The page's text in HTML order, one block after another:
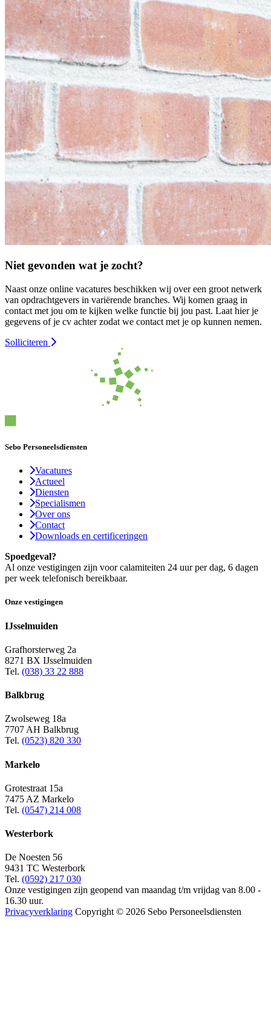
Niet gevonden wat je zocht?
Naast onze online vacatures beschikken wij over een groot netwerk
van opdrachtgevers in variërende branches. Wij komen graag in
contact met jou om te kijken welke functie bij jou past. Laat hier je
gegevens of je cv achter zodat we contact met je op kunnen nemen.
Solliciteren
Sebo Personeelsdiensten
Vacatures
Actueel
Diensten
Specialismen
Over ons
Contact
Downloads en certificeringen
Spoedgeval?
Al onze vestigingen zijn voor calamiteiten 24 uur per dag, 6 dagen
per week telefonisch bereikbaar.
Onze vestigingen
IJsselmuiden
Grafhorsterweg 2a
8271 BX IJsselmuiden
Tel. (038) 33 22 888
Balkbrug
Zwolseweg 18a
7707 AH Balkbrug
Tel. (0523) 820 330
Markelo
Grotestraat 15a
7475 AZ Markelo
Tel. (0547) 214 008
Westerbork
De Noesten 56
9431 TC Westerbork
Tel. (0592) 217 030
Onze vestigingen zijn geopend van maandag t/m vrijdag van 8.00 -
16.30 uur.
Privacyverklaring Copyright © 2026 Sebo Personeelsdiensten